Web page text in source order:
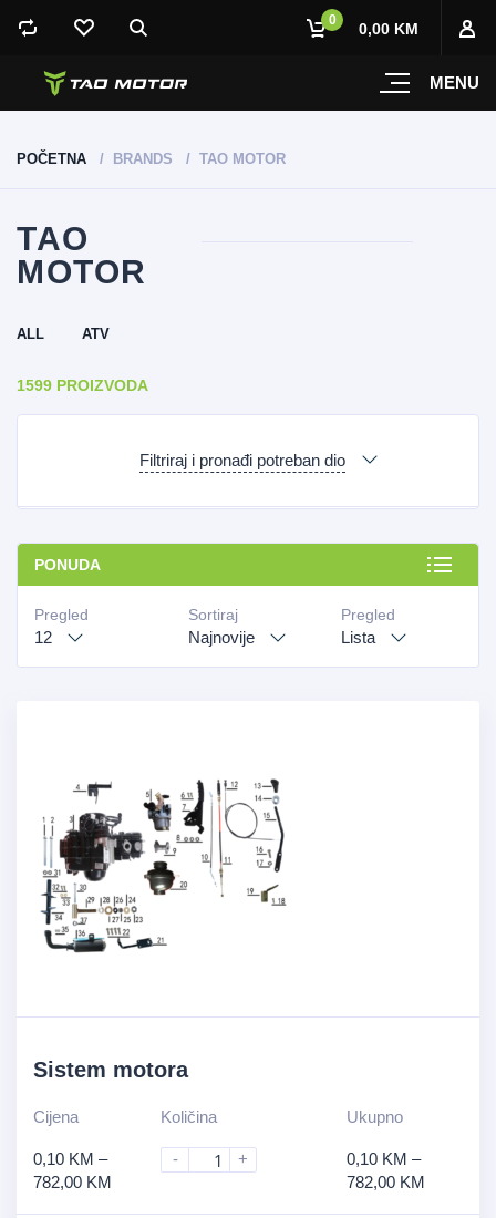
MENU
0 0,00 KM
POČETNA BRANDS TAO MOTOR
TAO
MOTOR
ALL ATV
1599 PROIZVODA
Filtriraj i pronađi potreban dio
PONUDA
Pregled
Lista
Sortiraj
Najnovije
Pregled
12
Sistem motora
Cijena
0,10 KM –
782,00 KM
Količina
- +
Ukupno
0,10 KM –
782,00 KM